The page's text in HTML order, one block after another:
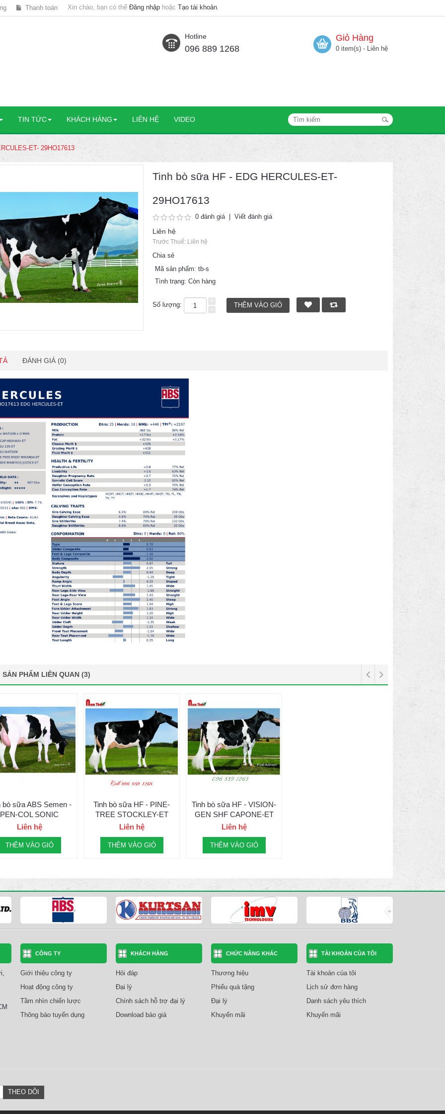
Thanh toán Xin chào, bạn có thể Đăng nhập hoặc Tạo tài khoản.
Hotline
096 889 1268
Giỏ Hàng
0 item(s) - Liên hệ
TIN TỨC KHÁCH HÀNG LIÊN HỆ VIDEO
ET- 29HO17613
Tinh bò sữa HF - EDG HERCULES-ET-
29HO17613
0 đánh giá| Viết đánh giá
Liên hệ
Trước Thuế: Liên hệ
Chia sẻ
Mã sản phẩm: tb-s
Tình trạng: Còn hàng
Số lượng:
ĐÁNH GIÁ (0)
SẢN PHẨM LIÊN QUAN (3)
bò sữa ABS Semen -
PEN-COL SONIC
Liên hệ
THÊM VÀO GIỎ
Tinh bò sữa HF - PINE-
TREE STOCKLEY-ET
Liên hệ
THÊM VÀO GIỎ
Tinh bò sữa HF - VISION-
GEN SHF CAPONE-ET
Liên hệ
THÊM VÀO GIỎ
CÔNG TY
Giới thiệu công ty
Hoạt động công ty
Tầm nhìn chiến lược
Thông báo tuyển dụng
KHÁCH HÀNG
Hỏi đáp
Đại lý
Chính sách hỗ trợ đại lý
Download báo giá
CHỨC NĂNG KHÁC
Thương hiệu
Phiếu quà tặng
Đại lý
Khuyến mãi
TÀI KHOẢN CỦA TÔI
Tài khoản của tôi
Lịch sử đơn hàng
Danh sách yêu thích
Khuyến mãi